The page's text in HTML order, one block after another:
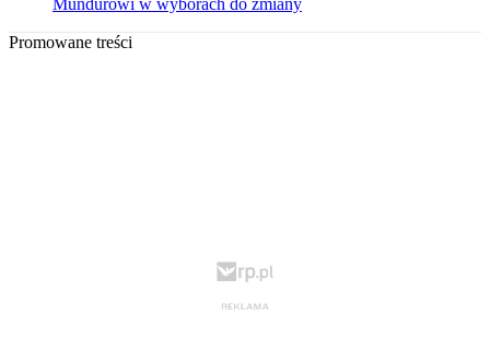
Mundurowi w wyborach do zmiany
Promowane treści